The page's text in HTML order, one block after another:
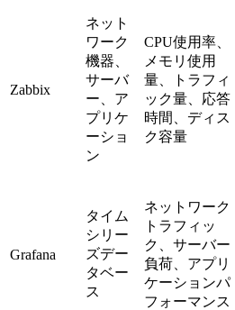
Zabbix
ネット
ワーク
機器、
サーバ
ー、ア
プリケ
ーショ
ン
CPU使用率、
メモリ使用
量、トラフィ
ック量、応答
時間、ディス
ク容量
Grafana
タイム
シリー
ズデー
タベー
ス
ネットワーク
トラフィッ
ク、サーバー
負荷、アプリ
ケーションパ
フォーマンス